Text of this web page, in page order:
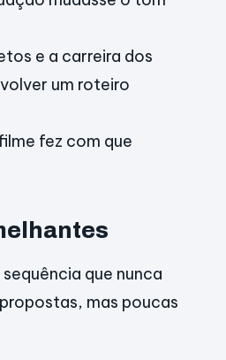
e a carreira dos
um roteiro
fez com que
que nunca
mas poucas